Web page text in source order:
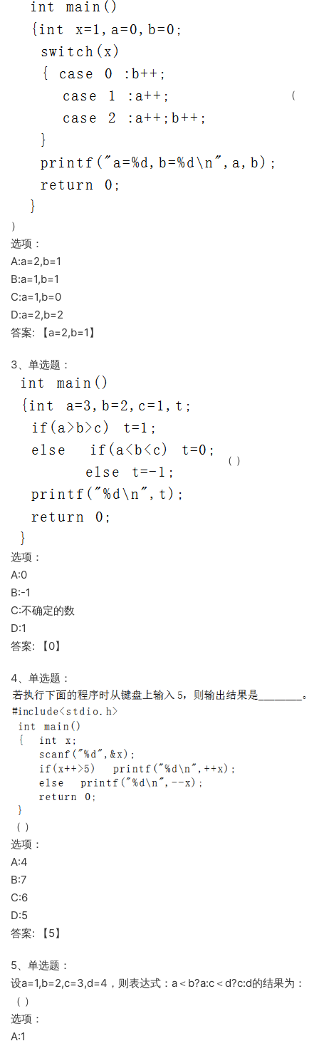
（
）
选项：
A:a=2,b=1
B:a=1,b=1
C:a=1,b=0
D:a=2,b=2
答案: 【a=2,b=1】
3、单选题：
（ ）
选项：
A:0
B:-1
C:不确定的数
D:1
答案: 【0】
4、单选题：
（ ）
选项：
A:4
B:7
C:6
D:5
答案: 【5】
5、单选题：
设a=1,b=2,c=3,d=4，则表达式：a＜b?a:c＜d?c:d的结果为：
（ ）
选项：
A:1